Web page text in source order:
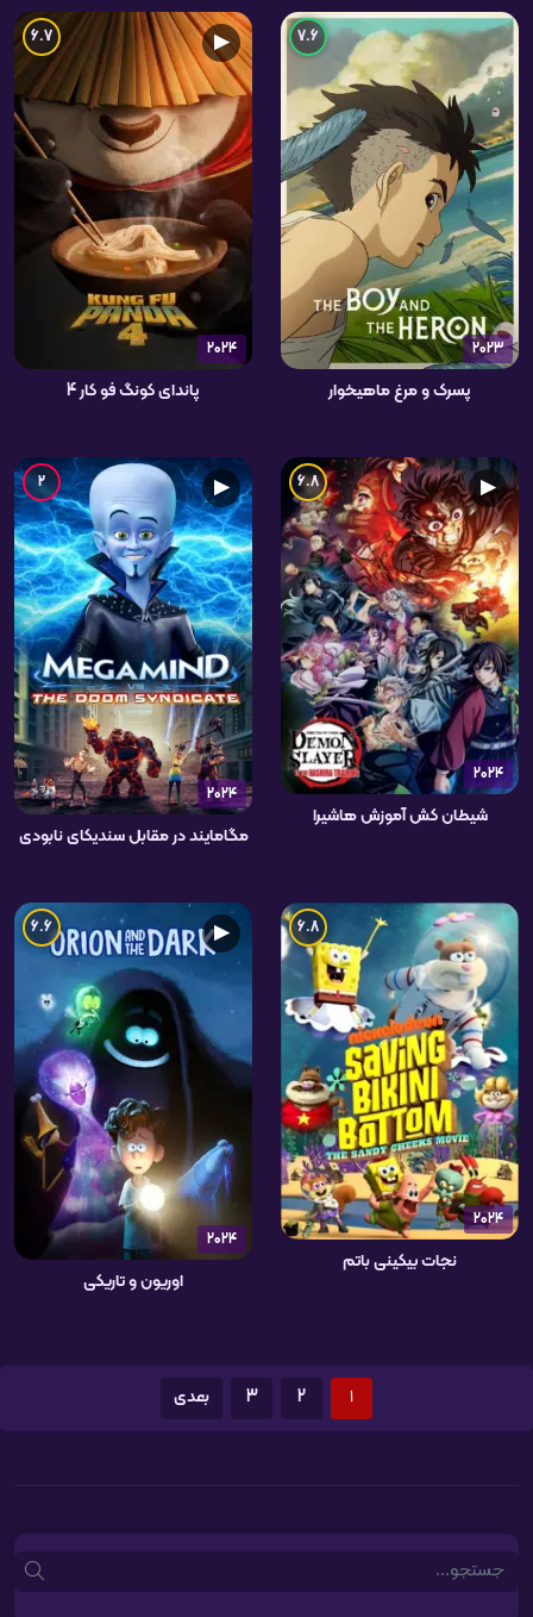
2023
7.6
پسرک و مرغ ماهیخوار
2024
▶
6.7
پاندای کونگ فو کار 4
2024
▶
6.8
شیطان کش آموزش هاشیرا
2024
▶
2
مگامایند در مقابل سندیکای نابودی
2024
6.8
نجات بیکینی باتم
2024
▶
6.6
اوریون و تاریکی
1
2
3 بعدی
Search